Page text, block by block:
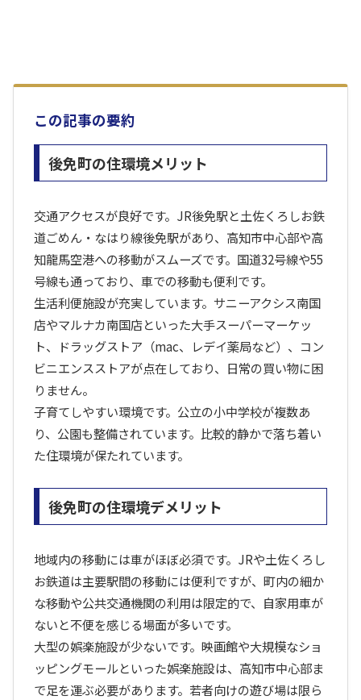
この記事の要約
後免町の住環境メリット
交通アクセスが良好です。JR後免駅と土佐くろしお鉄
道ごめん・なはり線後免駅があり、高知市中心部や高
知龍馬空港への移動がスムーズです。国道32号線や55
号線も通っており、車での移動も便利です。
生活利便施設が充実しています。サニーアクシス南国
店やマルナカ南国店といった大手スーパーマーケッ
ト、ドラッグストア（mac、レデイ薬局など）、コン
ビニエンスストアが点在しており、日常の買い物に困
りません。
子育てしやすい環境です。公立の小中学校が複数あ
り、公園も整備されています。比較的静かで落ち着い
た住環境が保たれています。
後免町の住環境デメリット
地域内の移動には車がほぼ必須です。JRや土佐くろし
お鉄道は主要駅間の移動には便利ですが、町内の細か
な移動や公共交通機関の利用は限定的で、自家用車が
ないと不便を感じる場面が多いです。
大型の娯楽施設が少ないです。映画館や大規模なショ
ッピングモールといった娯楽施設は、高知市中心部ま
で足を運ぶ必要があります。若者向けの遊び場は限ら